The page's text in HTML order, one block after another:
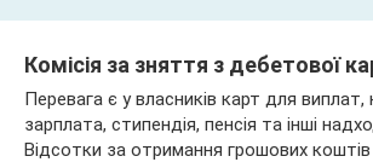
Комісія за зняття з дебетової
Перевага є у власників карт для виплат,
зарплата, стипендія, пенсія та інші
Відсотки за отримання грошових